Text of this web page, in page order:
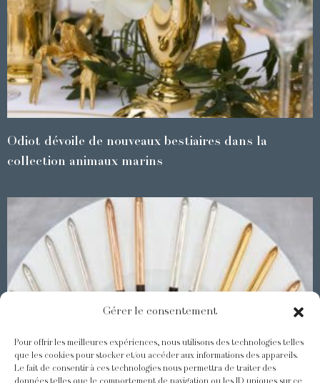
Gérer le consentement
Pour offrir les meilleures expériences, nous utilisons des technologies telles
que les cookies pour stocker et/ou accéder aux informations des appareils.
Le fait de consentir à ces technologies nous permettra de traiter des
Odiot dévoile de nouveaux bestiaires dans la
collection animaux marins
Les Baguettes Asiatiques Odiot